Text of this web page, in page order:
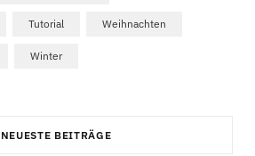
Tutorial Weihnachten
Winter
NEUESTE BEITRÄGE